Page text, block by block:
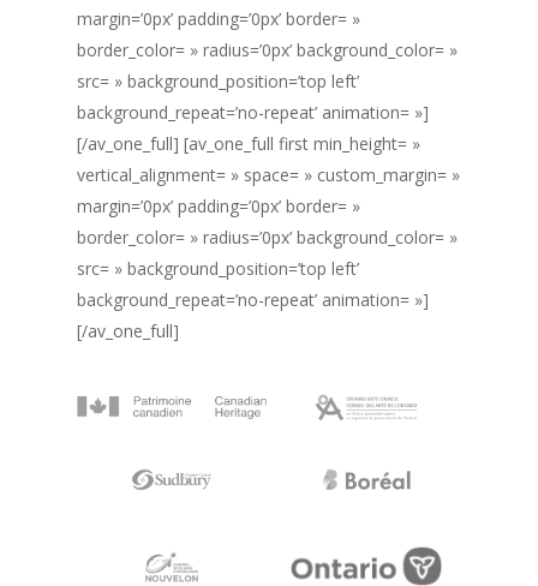
margin=’0px’ padding=’0px’ border= »
border_color= » radius=’0px’ background_color= »
src= » background_position=’top left’
background_repeat=’no-repeat’ animation= »]
[/av_one_full] [av_one_full first min_height= »
vertical_alignment= » space= » custom_margin= »
margin=’0px’ padding=’0px’ border= »
border_color= » radius=’0px’ background_color= »
src= » background_position=’top left’
background_repeat=’no-repeat’ animation= »]
[/av_one_full]